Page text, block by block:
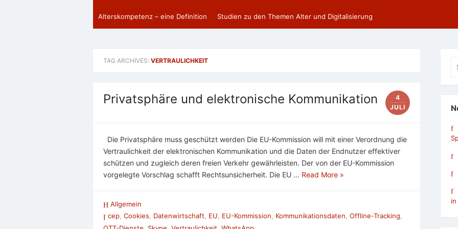
Alterskompetenz – eine Definition Studien zu den Themen Alter und Digitalisierung
TAG ARCHIVES: VERTRAULICHKEIT
Privatsphäre und elektronische Kommunikation
4
JULI
Die Privatsphäre muss geschützt werden Die EU-Kommission will mit einer Verordnung die
Vertraulichkeit der elektronischen Kommunikation und die Daten der Endnutzer effektiver
schützen und zugleich deren freien Verkehr gewährleisten. Der von der EU-Kommission
vorgelegte Vorschlag schafft Rechtsunsicherheit. Die EU … Read More »
Allgemein
cep, Cookies, Datenwirtschaft, EU, EU-Kommission, Kommunikationsdaten, Offline-Tracking,